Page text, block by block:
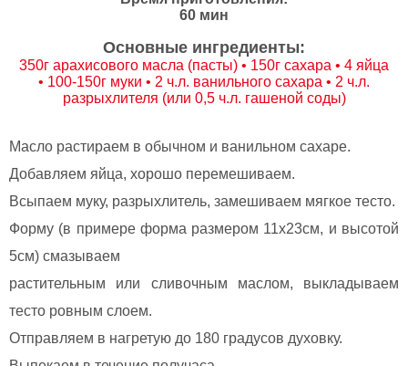
60 мин
Основные ингредиенты:
350г арахисового масла (пасты) • 150г сахара • 4 яйца
• 100-150г муки • 2 ч.л. ванильного сахара • 2 ч.л.
разрыхлителя (или 0,5 ч.л. гашеной соды)
Масло растираем в обычном и ванильном сахаре.
Добавляем яйца, хорошо перемешиваем.
Всыпаем муку, разрыхлитель, замешиваем мягкое тесто.
Форму (в примере форма размером 11х23см, и высотой
5см) смазываем
растительным или сливочным маслом, выкладываем
тесто ровным слоем.
Отправляем в нагретую до 180 градусов духовку.